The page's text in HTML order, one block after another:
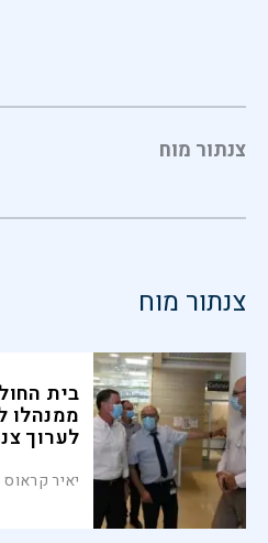
צנתור מוח
צנתור מוח
בית
ממנהלו
לערוך
יאיר קראוס